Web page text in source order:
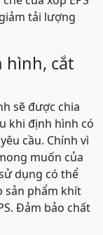
tải lượng
hình, cắt
sẽ được chia
khi định hình có
cầu. Chính vì
muốn của
dụng có thể
sản phẩm khít
Đảm bảo chất